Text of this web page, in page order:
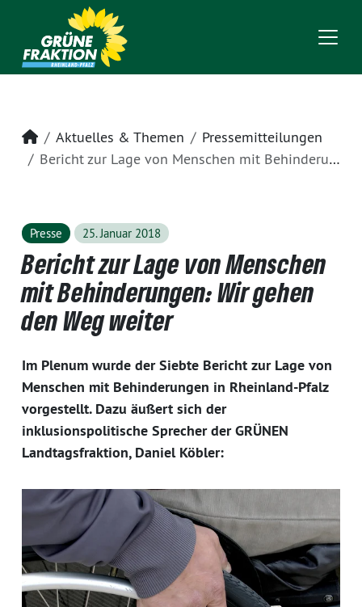
Startseite
Aktuelles & Themen
Pressemitteilungen
Bericht zur Lage von Menschen mit Behinderungen: Wir gehen den Weg weiter
Presse 25. Januar 2018
Bericht zur Lage von Menschen
mit Behinderungen: Wir gehen
den Weg weiter
Im Plenum wurde der Siebte Bericht zur Lage von
Menschen mit Behinderungen in Rheinland-Pfalz
vorgestellt. Dazu äußert sich der
inklusionspolitische Sprecher der GRÜNEN
Landtagsfraktion, Daniel Köbler: